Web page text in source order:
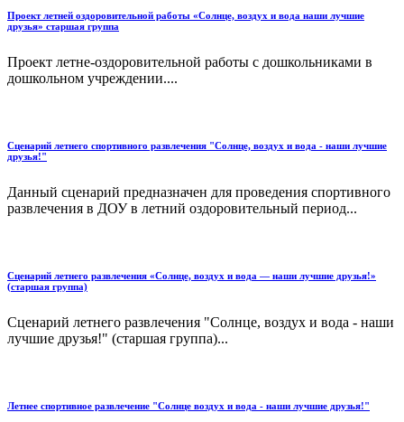
Проект летней оздоровительной работы «Солнце, воздух и вода наши лучшие
друзья» старшая группа
Проект летне-оздоровительной работы с дошкольниками в
дошкольном учреждении....
Сценарий летнего спортивного развлечения "Солнце, воздух и вода - наши лучшие
друзья!"
Данный сценарий предназначен для проведения спортивного
развлечения в ДОУ в летний оздоровительный период...
Сценарий летнего развлечения «Солнце, воздух и вода — наши лучшие друзья!»
(старшая группа)
Сценарий летнего развлечения "Солнце, воздух и вода - наши
лучшие друзья!" (старшая группа)...
Летнее спортивное развлечение "Солнце воздух и вода - наши лучшие друзья!"